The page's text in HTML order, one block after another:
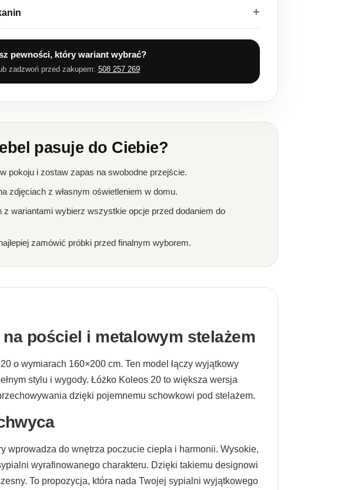
pewności, który wariant wybrać?
zadzwoń przed zakupem: 508 257 269
pasuje do Ciebie?
pokoju i zostaw zapas na swobodne przejście.
zdjęciach z własnym oświetleniem w domu.
z wariantami wybierz wszystkie opcje przed dodaniem do
zamówić próbki przed finalnym wyborem.
pościel i metalowym stelażem
o wymiarach 160×200 cm. Ten model łączy wyjątkowy
stylu i wygody. Łóżko Koleos 20 to większa wersja
dzięki pojemnemu schowkowi pod stelażem.
do wnętrza poczucie ciepła i harmonii. Wysokie,
wyrafinowanego charakteru. Dzięki takiemu designowi
To propozycja, która nada Twojej sypialni wyjątkowego